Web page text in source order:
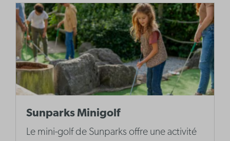
Sunparks Minigolf
Le mini-golf de Sunparks offre une activité